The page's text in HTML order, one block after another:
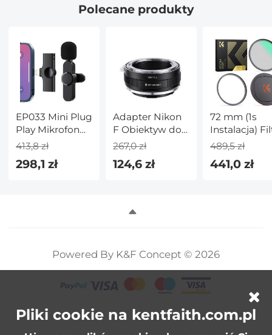
Polecane produkty
EP033 Mini Plug
Play Mikrofon
Bezprzewodowy
mikrofon
Lavalier dla
413,8 zł
298,1 zł
Adapter Nikon
F Obiektyw do
Leica L Mount
Aparat Adapter
267,0 zł
124,6 zł
72 mm (1s
Instalacja)
Black Mist 1/
Osłoną
Obiektywu +
489,5 zł
441,0 zł
Powered By K&F Concept © 2026
Pliki cookie na kentfaith.com.pl